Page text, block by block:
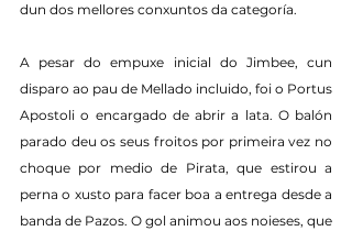
dun dos mellores conxuntos da categoría.
A pesar do empuxe inicial do Jimbee, cun
disparo ao pau de Mellado incluido, foi o Portus
Apostoli o encargado de abrir a lata. O balón
parado deu os seus froitos por primeira vez no
choque por medio de Pirata, que estirou a
perna o xusto para facer boa a entrega desde a
banda de Pazos. O gol animou aos noieses, que